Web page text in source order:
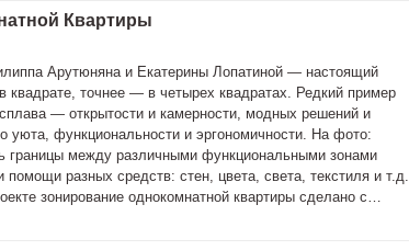
Квартиры
Арутюняна и Екатерины Лопатиной — настоящий
квадрате, точнее — в четырех квадратах. Редкий пример
— открытости и камерности, модных решений и
уюта, функциональности и эргономичности. На фото:
границы между различными функциональными зонами
помощи разных средств: стен, цвета, света, текстиля и т.д.
зонирование однокомнатной квартиры сделано с…